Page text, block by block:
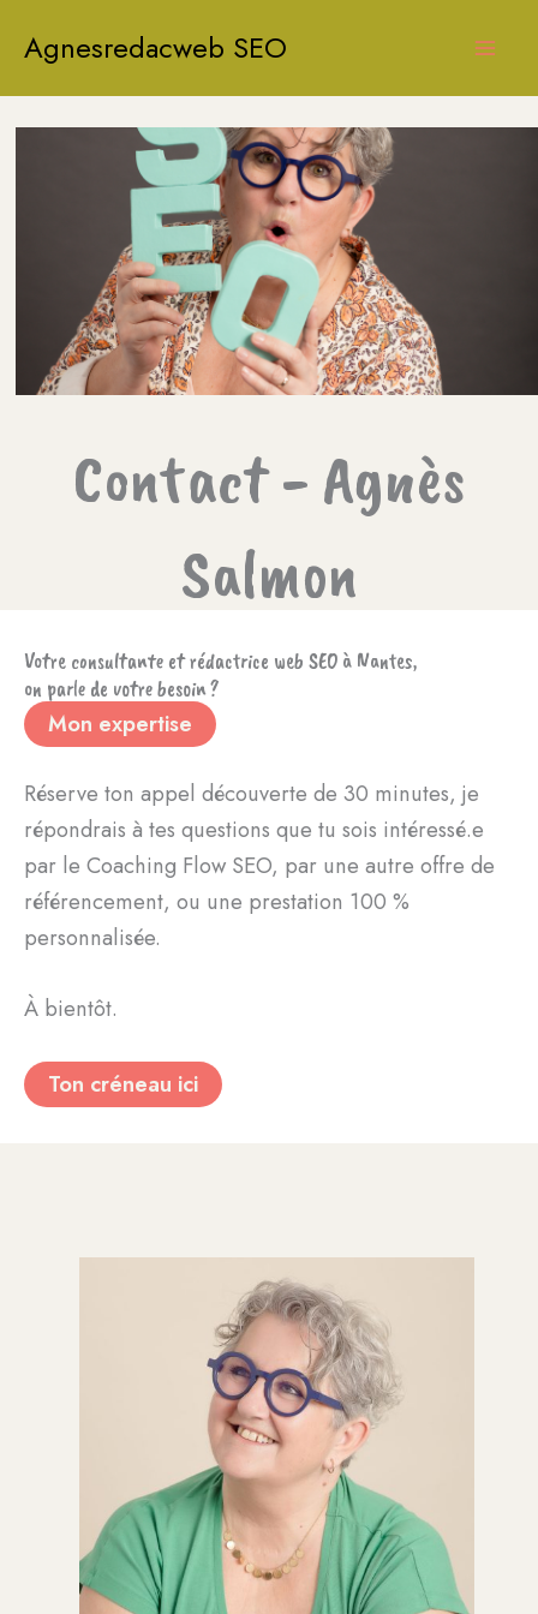
contenu
Agnesredacweb SEO
Contact - Agnès
Salmon
Votre consultante et rédactrice web SEO à Nantes,
on parle de votre besoin ?
Mon expertise
Réserve ton appel découverte de 30 minutes, je
répondrais à tes questions que tu sois intéressé.e
par le Coaching Flow SEO, par une autre offre de
référencement, ou une prestation 100 %
personnalisée.
À bientôt.
Ton créneau ici